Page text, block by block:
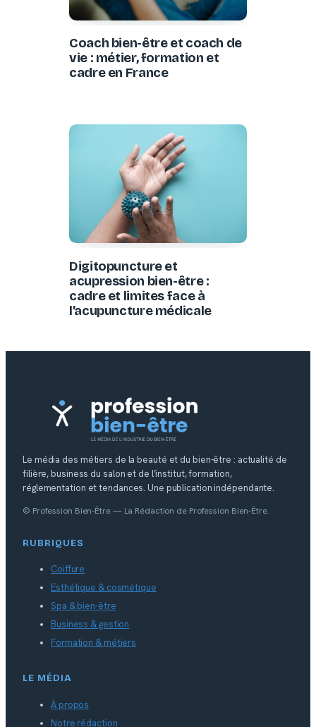
Coach bien-être et coach de
vie : métier, formation et
cadre en France
Digitopuncture et
acupression bien-être :
cadre et limites face à
l’acupuncture médicale
Le média des métiers de la beauté et du bien-être : actualité de
filière, business du salon et de l’institut, formation,
réglementation et tendances. Une publication indépendante.
© Profession Bien-Être — La Rédaction de Profession Bien-Être.
RUBRIQUES
Coiffure
Esthétique & cosmétique
Spa & bien-être
Business & gestion
Formation & métiers
LE MÉDIA
À propos
Notre rédaction